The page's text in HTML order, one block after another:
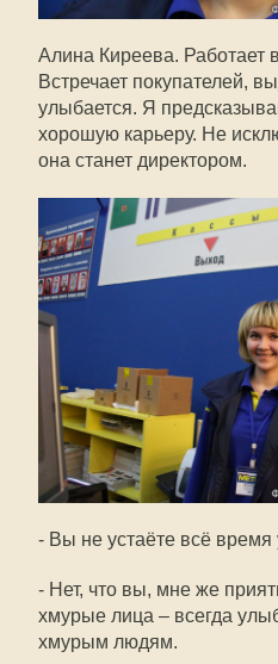
Алина Киреева. Работает
Встречает покупателей,
улыбается. Я
хорошую карьеру. Не
она станет директором.
- Вы не устаёте всё время
- Нет, что вы, мне же
хмурые лица – всегда
хмурым людям.